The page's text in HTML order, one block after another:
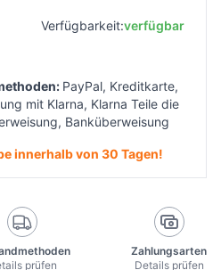
Verfügbarkeit:verfügbar
PayPal, Kreditkarte,
mit Klarna, Klarna Teile die
Banküberweisung
innerhalb von 30 Tagen!
prüfen
Zahlungsarten
Details prüfen